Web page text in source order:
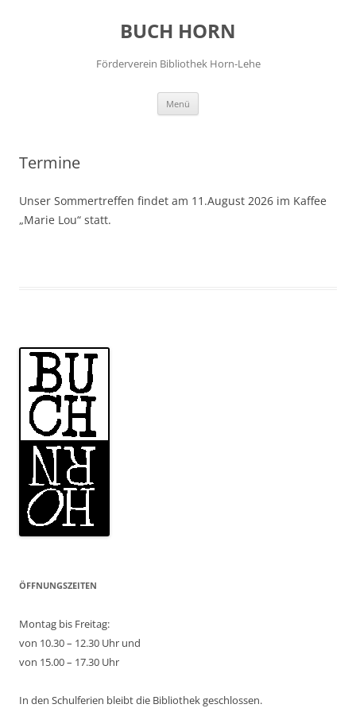
BUCH HORN
Förderverein Bibliothek Horn-Lehe
Menü
Termine
Unser Sommertreffen findet am 11.August 2026 im Kaffee
„Marie Lou“ statt.
ÖFFNUNGSZEITEN
Montag bis Freitag:
von 10.30 – 12.30 Uhr und
von 15.00 – 17.30 Uhr
In den Schulferien bleibt die Bibliothek geschlossen.